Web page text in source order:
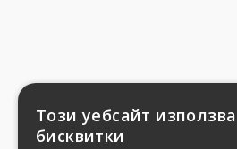
Този уебсайт използва
бисквитки